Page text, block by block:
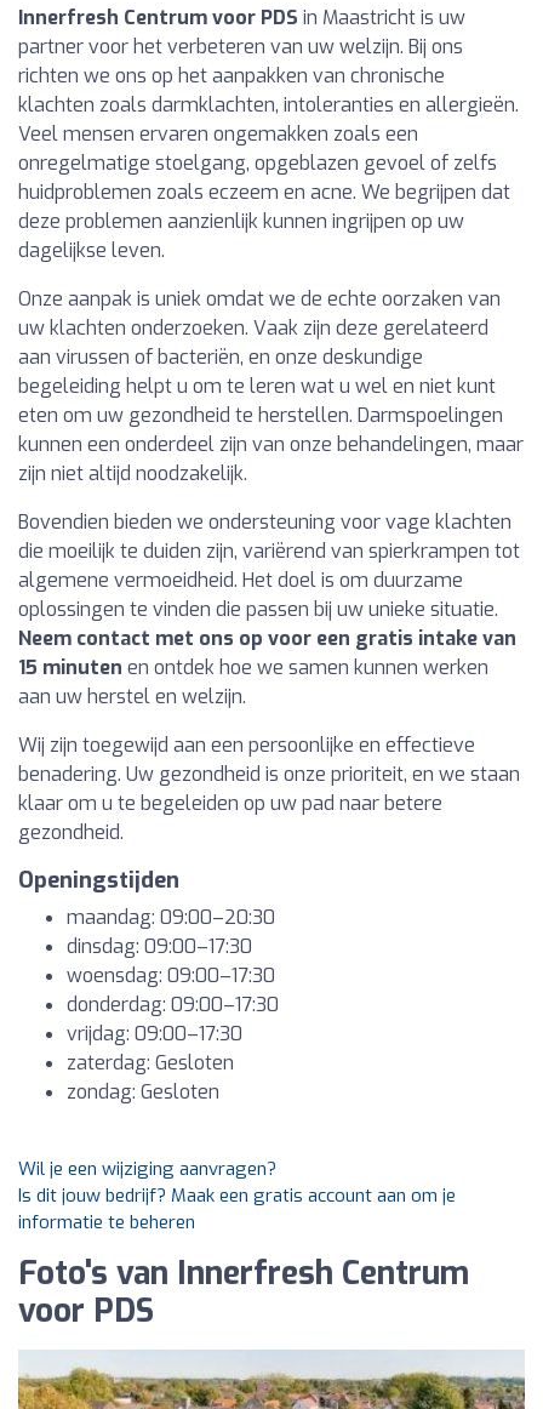
Innerfresh Centrum voor PDS in Maastricht is uw
partner voor het verbeteren van uw welzijn. Bij ons
richten we ons op het aanpakken van chronische
klachten zoals darmklachten, intoleranties en allergieën.
Veel mensen ervaren ongemakken zoals een
onregelmatige stoelgang, opgeblazen gevoel of zelfs
huidproblemen zoals eczeem en acne. We begrijpen dat
deze problemen aanzienlijk kunnen ingrijpen op uw
dagelijkse leven.
Onze aanpak is uniek omdat we de echte oorzaken van
uw klachten onderzoeken. Vaak zijn deze gerelateerd
aan virussen of bacteriën, en onze deskundige
begeleiding helpt u om te leren wat u wel en niet kunt
eten om uw gezondheid te herstellen. Darmspoelingen
kunnen een onderdeel zijn van onze behandelingen, maar
zijn niet altijd noodzakelijk.
Bovendien bieden we ondersteuning voor vage klachten
die moeilijk te duiden zijn, variërend van spierkrampen tot
algemene vermoeidheid. Het doel is om duurzame
oplossingen te vinden die passen bij uw unieke situatie.
Neem contact met ons op voor een gratis intake van
15 minuten en ontdek hoe we samen kunnen werken
aan uw herstel en welzijn.
Wij zijn toegewijd aan een persoonlijke en effectieve
benadering. Uw gezondheid is onze prioriteit, en we staan
klaar om u te begeleiden op uw pad naar betere
gezondheid.
Openingstijden
maandag: 09:00–20:30
dinsdag: 09:00–17:30
woensdag: 09:00–17:30
donderdag: 09:00–17:30
vrijdag: 09:00–17:30
zaterdag: Gesloten
zondag: Gesloten
Wil je een wijziging aanvragen?
Is dit jouw bedrijf? Maak een gratis account aan om je
informatie te beheren
Foto's van Innerfresh Centrum
voor PDS